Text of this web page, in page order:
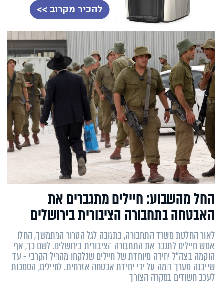
החל מהשבוע: חיילים מתגברים את
האבטחה בתחבורה הציבורית בירושלים
לאור החלטת משרד התחבורה, בתגובה לגל הטרור המתמשך, החלו
אמש חיילים לתגבר את התחבורה הציבורית בירושלים. לשם כך, אף
הוקמה בצה"ל יחידה מיוחדת של חיילים שנלקחו מהחיל הקרבי - עד
שייבנה מערך דומה על ידי יחידת אבטחה אזרחית. לחיילים, הסמכות
לעכב חשודים במקרה הצורך